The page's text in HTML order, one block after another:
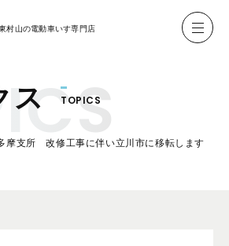
村山の電動車いす専門店
ハイネル Hineru
ブリッジ BRIDGE TR
ス TOPICS
摩支所 改修工事に伴い立川市に移転します